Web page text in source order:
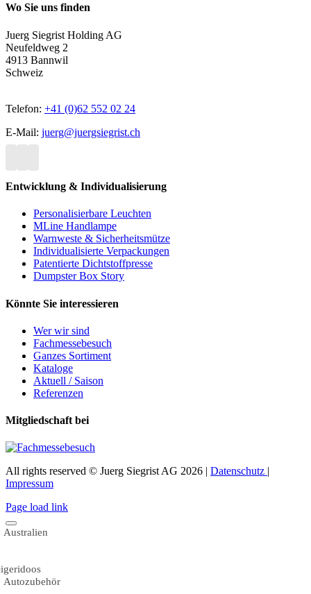
Wo Sie uns finden
Juerg Siegrist Holding AG
Neufeldweg 2
4913 Bannwil
Schweiz
Telefon: +41 (0)62 552 02 24
E-Mail: juerg@juergsiegrist.ch
Entwicklung & Individualisierung
Personalisierbare Leuchten
MLine Handlampe
Warnweste & Sicherheitsmütze
Individualisierte Verpackungen
Patentierte Dichtstoffpresse
Dumpster Box Story
Könnte Sie interessieren
Wer wir sind
Fachmessebesuch
Ganzes Sortiment
Kataloge
Aktuell / Saison
Referenzen
Mitgliedschaft bei
All rights reserved © Juerg Siegrist AG 2026 | Datenschutz |
Impressum
Page load link
Australien
Autozubehör